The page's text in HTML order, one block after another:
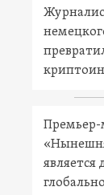
Премьер-